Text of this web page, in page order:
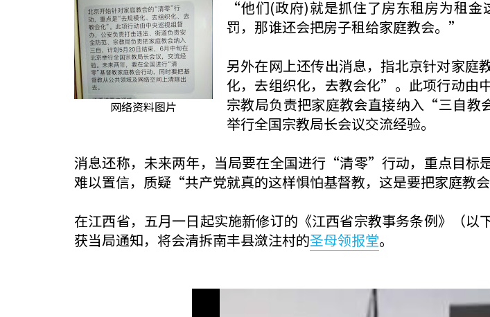
网络资料图片
“他们(政府)就是抓住了房东租房为租
罚，那谁还会把房子租给家庭教会。”
另外在网上还传出消息，指北京针对家
化，去组织化，去教会化”。此项行动由
宗教局负责把家庭教会直接纳入“三自教
举行全国宗教局长会议交流经验。
消息还称，未来两年，当局要在全国进行“清零”行动，重点目标
难以置信，质疑“共产党就真的这样惧怕基督教，这是要把家庭教
在江西省，五月一日起实施新修订的《江西省宗教事务条例》（
获当局通知，将会清拆南丰县潋注村的圣母领报堂。